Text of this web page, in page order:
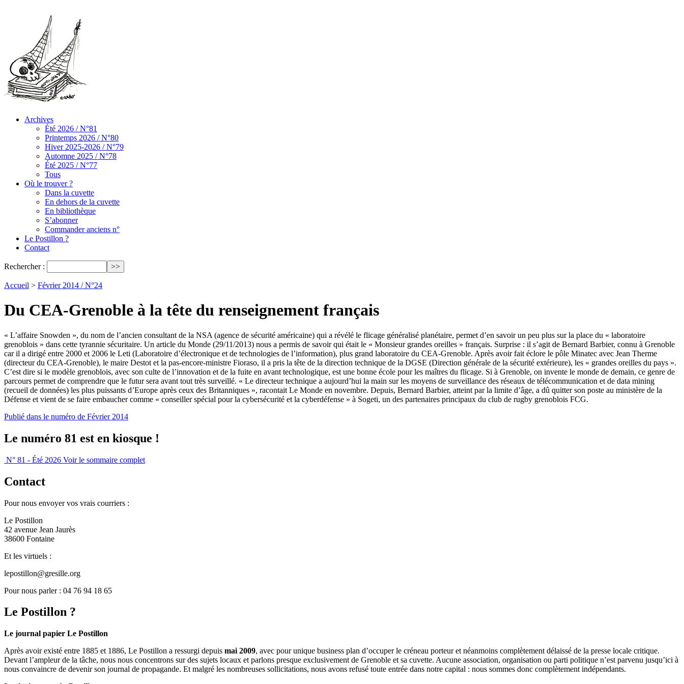
Archives
Été 2026 / N°81
Printemps 2026 / N°80
Hiver 2025-2026 / N°79
Automne 2025 / N°78
Été 2025 / N°77
Tous
Où le trouver ?
Dans la cuvette
En dehors de la cuvette
En bibliothèque
S’abonner
Commander anciens n°
Le Postillon ?
Contact
Rechercher :
Accueil > Février 2014 / N°24
Du CEA-Grenoble à la tête du renseignement français
« L’affaire Snowden », du nom de l’ancien consultant de la NSA (agence de sécurité américaine) qui a révélé le flicage généralisé planétaire, permet d’en savoir un peu plus sur la place du « laboratoire
grenoblois » dans cette tyrannie sécuritaire. Un article du Monde (29/11/2013) nous a permis de savoir qui était le « Monsieur grandes oreilles » français. Surprise : il s’agit de Bernard Barbier, connu à Grenoble
car il a dirigé entre 2000 et 2006 le Leti (Laboratoire d’électronique et de technologies de l’information), plus grand laboratoire du CEA-Grenoble. Après avoir fait éclore le pôle Minatec avec Jean Therme
(directeur du CEA-Grenoble), le maire Destot et la pas-encore-ministre Fioraso, il a pris la tête de la direction technique de la DGSE (Direction générale de la sécurité extérieure), les « grandes oreilles du pays ».
C’est dire si le modèle grenoblois, avec son culte de l’innovation et de la fuite en avant technologique, est une bonne école pour les maîtres du flicage. Si à Grenoble, on invente le monde de demain, ce genre de
parcours permet de comprendre que le futur sera avant tout très surveillé. « Le directeur technique a aujourd’hui la main sur les moyens de surveillance des réseaux de télécommunication et de data mining
(recueil de données) les plus puissants d’Europe après ceux des Britanniques », racontait Le Monde en novembre. Depuis, Bernard Barbier, atteint par la limite d’âge, a dû quitter son poste au ministère de la
Défense et vient de se faire embaucher comme « conseiller spécial pour la cybersécurité et la cyberdéfense » à Sogeti, un des partenaires principaux du club de rugby grenoblois FCG.
Publié dans le numéro de Février 2014
Le numéro 81 est en kiosque !
N° 81 - Été 2026 Voir le sommaire complet
Contact
Pour nous envoyer vos vrais courriers :
Le Postillon
42 avenue Jean Jaurès
38600 Fontaine
Et les virtuels :
lepostillon@gresille.org
Pour nous parler : 04 76 94 18 65
Le Postillon ?
Le journal papier Le Postillon
Après avoir existé entre 1885 et 1886, Le Postillon a ressurgi depuis mai 2009, avec pour unique business plan d’occuper le créneau porteur et néanmoins complètement délaissé de la presse locale critique.
Devant l’ampleur de la tâche, nous nous concentrons sur des sujets locaux et parlons presque exclusivement de Grenoble et sa cuvette. Aucune association, organisation ou parti politique n’est parvenu jusqu’ici à
nous convaincre de devenir son journal de propagande. Et malgré les nombreuses sollicitations, nous avons refusé toute entrée dans notre capital : nous sommes donc complètement indépendants.